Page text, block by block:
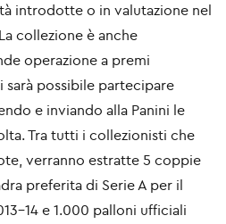
introdotte o in valutazione nel
collezione è anche
operazione a premi
sarà possibile partecipare
e inviando alla Panini le
Tra tutti i collezionisti che
verranno estratte 5 coppie
preferita di Serie A per il
14 e 1.000 palloni ufficiali